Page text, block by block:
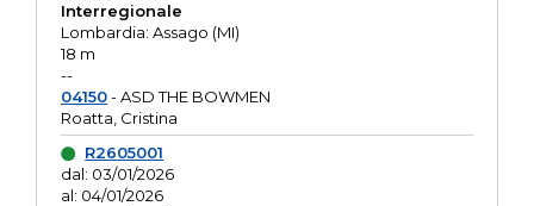
Interregionale
Lombardia: Assago (MI)
18 m
--
04150- ASD THE BOWMEN
Roatta, Cristina
R2605001
dal: 03/01/2026
al: 04/01/2026